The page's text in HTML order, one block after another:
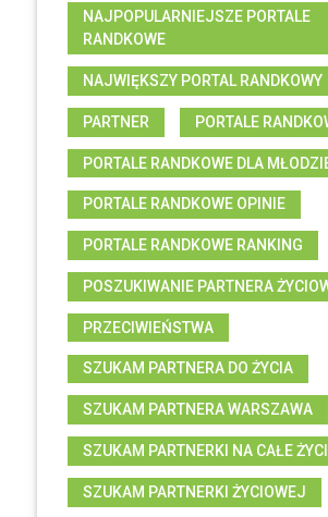
NAJPOPULARNIEJSZE PORTALE
RANDKOWE
NAJWIĘKSZY PORTAL RANDKOWY
PARTNER PORTALE
PORTALE RANDKOWE DLA
PORTALE RANDKOWE OPINIE
PORTALE RANDKOWE RANKING
POSZUKIWANIE PARTNERA
PRZECIWIEŃSTWA
SZUKAM PARTNERA DO ŻYCIA
SZUKAM PARTNERA WARSZAWA
SZUKAM PARTNERKI NA CAŁE
SZUKAM PARTNERKI ŻYCIOWEJ